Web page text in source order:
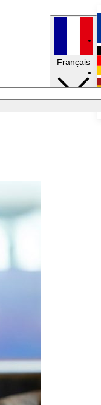
Français